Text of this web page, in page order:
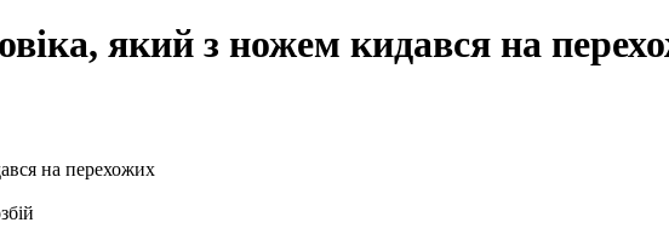
який з ножем кидався на